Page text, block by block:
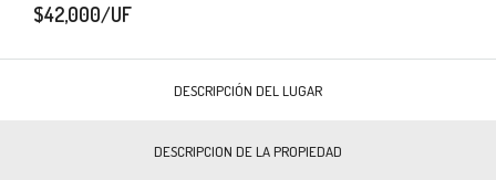
$42,000/UF
DESCRIPCIÓN DEL LUGAR
DESCRIPCION DE LA PROPIEDAD